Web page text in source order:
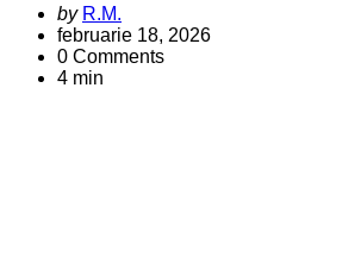
Posted
by
by R.M.
februarie 18, 2026
0 Comments
4 min